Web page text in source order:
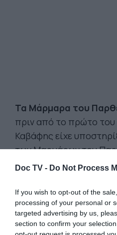
Doc TV - Do Not Process
If you wish to opt-out of the
processing of your personal or
targeted advertising by us,
section to confirm your
Τα Μάρμαρα του
πριν από το πρώτο του
Καβάφης είχε
των Μαρμάρων του
είχε δει από κοντά σε
αίθουσα εκτίθενται
θέμα δημοσιεύτηκαν
και στα ελληνικά και